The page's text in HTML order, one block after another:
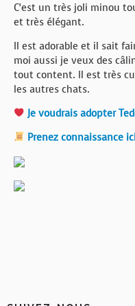
C’est un très joli minou
et très élégant.
Il est adorable et il sait
moi aussi je veux des
tout content. Il est très
les autres chats.
Je voudrais adopter
Prenez connaissance